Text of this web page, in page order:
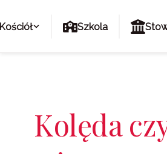
Szkola
Kolęda